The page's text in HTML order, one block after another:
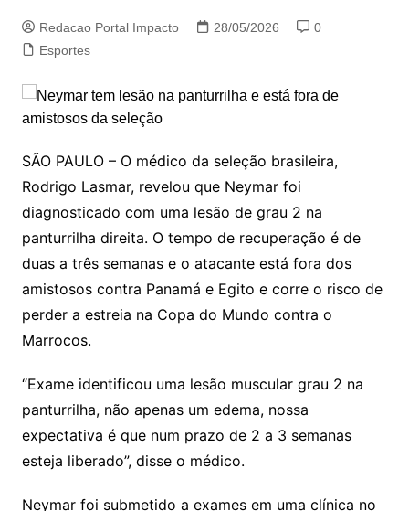
Redacao Portal Impacto 28/05/2026
0
Esportes
SÃO PAULO – O médico da seleção brasileira,
Rodrigo Lasmar, revelou que Neymar foi
diagnosticado com uma lesão de grau 2 na
panturrilha direita. O tempo de recuperação é de
duas a três semanas e o atacante está fora dos
amistosos contra Panamá e Egito e corre o risco de
perder a estreia na Copa do Mundo contra o
Marrocos.
“Exame identificou uma lesão muscular grau 2 na
panturrilha, não apenas um edema, nossa
expectativa é que num prazo de 2 a 3 semanas
esteja liberado”, disse o médico.
Neymar foi submetido a exames em uma clínica no